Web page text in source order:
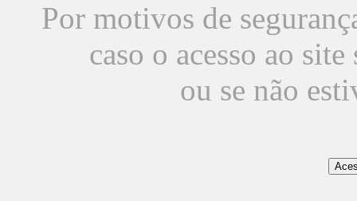
Por motivos de
caso o acesso ao
ou se não